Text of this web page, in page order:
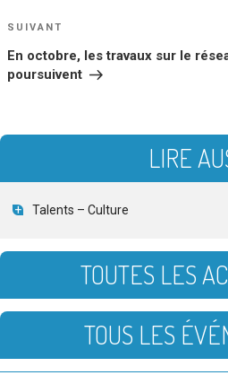
Article
SUIVANT
En octobre, les travaux sur le
poursuivent
LIRE
Talents – Culture
TOUTES LES
TOUS LES